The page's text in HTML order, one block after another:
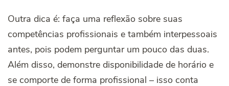
Outra dica é: faça uma reflexão sobre suas
competências profissionais e também interpessoais
antes, pois podem perguntar um pouco das duas.
Além disso, demonstre disponibilidade de horário e
se comporte de forma profissional – isso conta